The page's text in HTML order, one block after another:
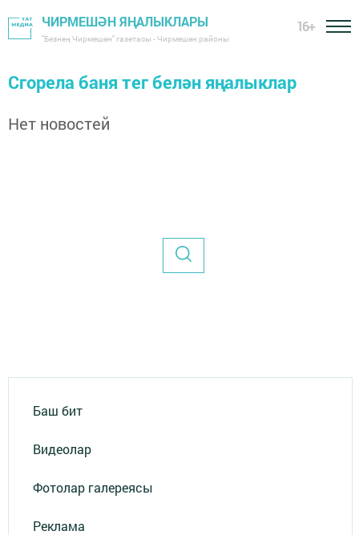
ЧИРМЕШӘН ЯҢАЛЫКЛАРЫ
"Безнең Чирмешән" газетасы - Чирмешән районы
16+
Сгорела баня тег белән яңалыклар
Нет новостей
Баш бит
Видеолар
Фотолар галереясы
Реклама